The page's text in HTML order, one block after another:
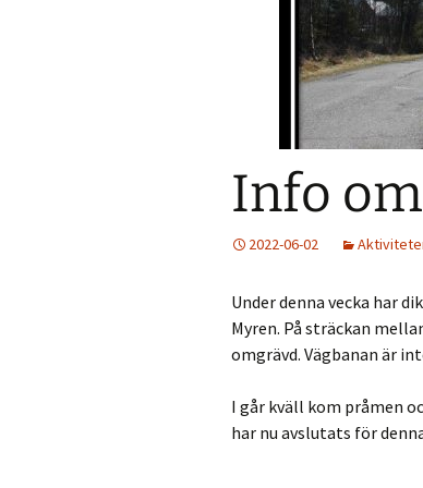
Info
Om
Info
2022-06-02
Under denna vecka har
Myren. På sträckan
omgrävd. Vägbanan är
I går kväll kom pråmen
har nu avslutats för